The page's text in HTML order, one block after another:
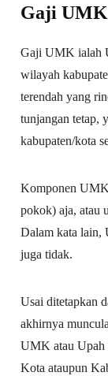
Gaji UMK
Gaji UMK ialah
wilayah
terendah yang
tunjangan tetap,
kabupaten/kota
Komponen
pokok) aja, atau
Dalam kata lain,
juga tidak.
Usai ditetapkan
akhirnya
UMK atau Upah
Kota ataupun